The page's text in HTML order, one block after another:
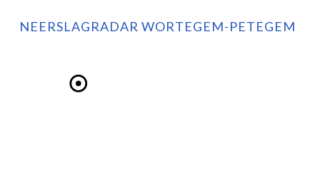
NEERSLAGRADAR WORTEGEM-PETEGEM